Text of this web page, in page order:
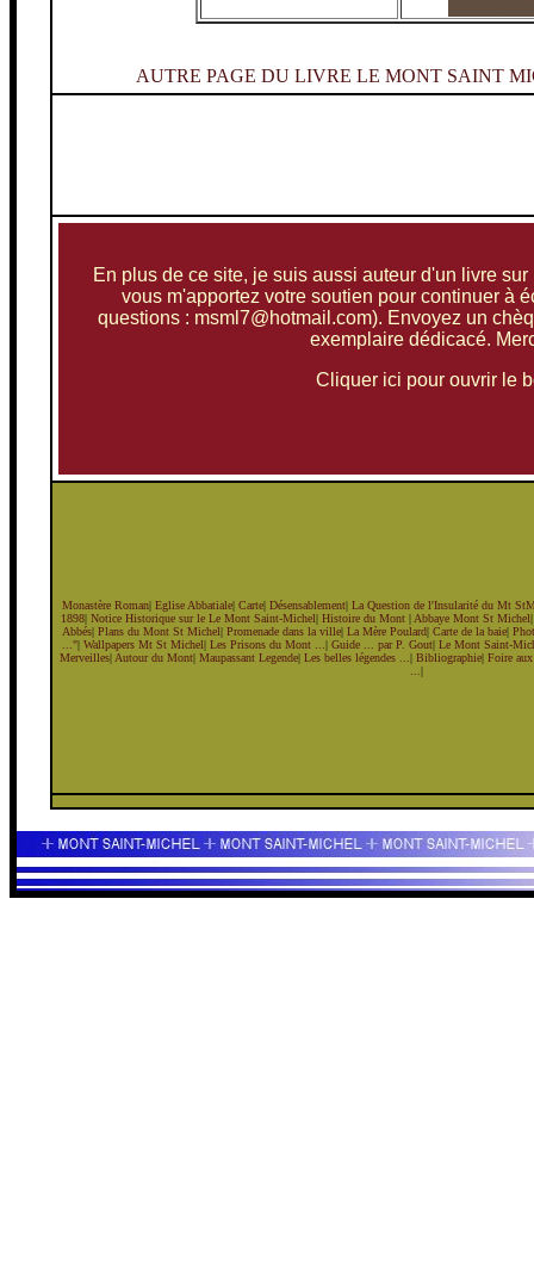
AUTRE PAGE DU LIVRE LE MONT SAINT
En plus de ce site, je suis aussi auteur d'un livre
vous m'apportez votre soutien pour continuer à
questions : msml7@hotmail.com). Envoyez un
exemplaire dédicacé.
Cliquer ici pour ouvrir le
Monastère Roman| Eglise Abbatiale| Carte| Désensablement| La Question de l'Insularité du Mt
1898|Notice Historique sur le Le Mont Saint-Michel|Histoire du Mont| Abbaye Mont St Michel
Abbés|Plans du Mont St Michel|Promenade dans la ville|La Mère Poulard|Carte de la baie|
..."| Wallpapers Mt St Michel| Les Prisons du Mont ... | Guide ... par P. Gout| Le Mont Saint-
Merveilles| Autour du Mont|Maupassant Legende|Les belles légendes ...|Bibliographie|Foire
...|